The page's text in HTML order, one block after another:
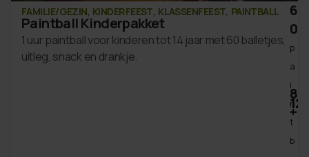
FAMILIE/GEZIN, KINDERFEEST, KLASSENFEEST, PAINTBALL
Paintball Kinderpakket
1 uur paintball voor kinderen tot 14 jaar met 60 balletjes,
uitleg, snack en drankje.
6
0
p
a
i
n
t
b
8
+